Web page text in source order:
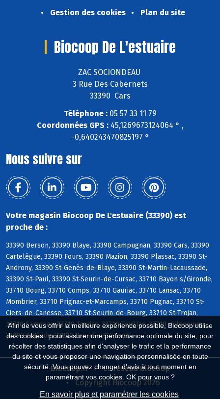
Afin de vous offrir la meilleure expérience possible, Biocoop utilise
des cookies : pour assurer une performance optimale du site, pour
récolter des statistiques afin d'analyser le trafic et la performance
du site et vous proposer une navigation personnalisée en toute
sécurité. Vous pouvez changer d'avis à tout moment en
paramétrant vos cookies. OK pour vous ?
En savoir plus et paramétrer les cookies
Gestion des cookies
Plan du site
Biocoop De L'estuaire
ZAC SOCIONDEAU
3 Rue Des Cabernets
33390 Cars
Téléphone :05 57 33 11 79
Coordonnées GPS :45,1269673124064 ° ,
-0,640243470825197 °
Nous suivre sur
Votre magasin Biocoop De L'estuaire (33390) est
proche de :
33390 Berson, 33390 Blaye, 33390 Campugnan, 33390 Cars, 33390
Cartelègue, 33390 Fours, 33390 Mazion, 33390 Plassac, 33390 St-
Androny, 33390 St-Genès-de-Blaye, 33390 St-Martin-Lacaussade,
33390 St-Paul, 33390 St-Seurin-de-Cursac, 33710 Bayon s/Gironde,
33710 Bourg, 33710 Comps, 33710 Gauriac, 33710 Lansac, 33710
Mombrier, 33710 Prignac-et-Marcamps, 33710 Pugnac, 33710 St-
Ciers-de-Canesse, 33710 St-Seurin-de-Bourg, 33710 St-Trojan,
33710 Samonac, 33710 Tauriac, 33710 Teuillac, 33710 Villeneuve,
33390 Anglade, 33820 Braud-et-St-Louis
Biocoop.fr
Le réseau Biocoop
Copyright Biocoop 2026